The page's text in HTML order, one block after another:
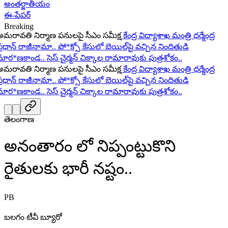
అంతర్జాతీయం
ఈ-పేపర్
Breaking
నిర్మాణ పనులపై సీఎం సమీక్ష కేంద్ర విద్యాశాఖ మంత్రి ధర్మేంద్ర
రాజీనామా.. పో*క్సో కేసులో బెయిల్‌పై వచ్చిన నిందితుడి
సెస్ చైర్మన్ చిక్కాల రామారావుకు పుత్రశోకం..
నిర్మాణ పనులపై సీఎం సమీక్ష కేంద్ర విద్యాశాఖ మంత్రి ధర్మేంద్ర
రాజీనామా.. పో*క్సో కేసులో బెయిల్‌పై వచ్చిన నిందితుడి
సెస్ చైర్మన్ చిక్కాల రామారావుకు పుత్రశోకం..
తెలంగాణ
అనంతారం లో నిప్పంట్టుకొని
రైతులకు భారీ నష్టం..
PB
బలగం టీవీ బ్యూరో